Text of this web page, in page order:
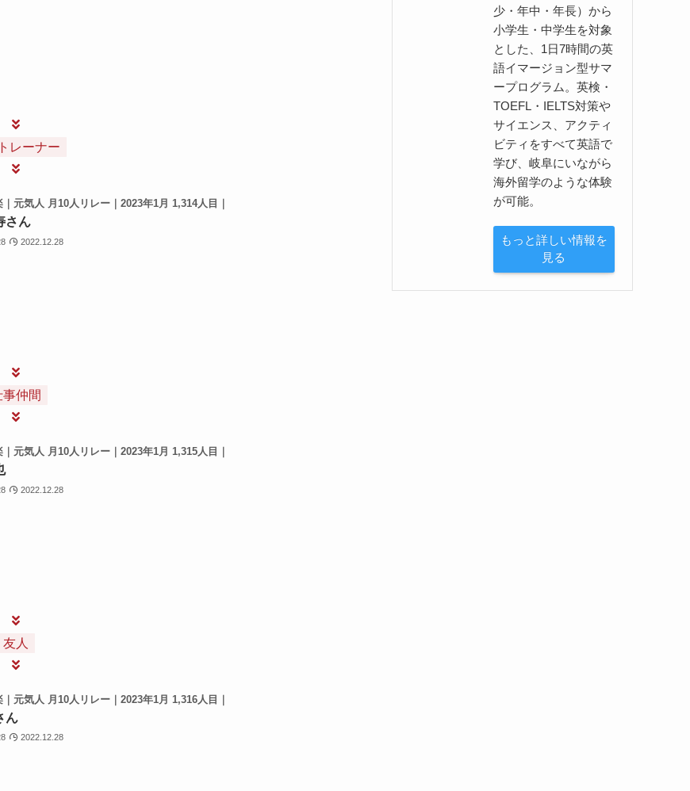
レーナー
元気人 月10人リレー｜2023年1月 1,314人目｜
さん
2022.12.28
事仲間
元気人 月10人リレー｜2023年1月 1,315人目｜
2022.12.28
友人
｜元気人 月10人リレー｜2023年1月 1,316人目｜
ん
2022.12.28
少・年中・年長）から
小学生・中学生を対象
とした、1日7時間の英
語イマージョン型サマ
ープログラム。英検・
TOEFL・IELTS対策や
サイエンス、アクティ
ビティをすべて英語で
学び、岐阜にいながら
海外留学のような体験
が可能。
もっと詳しい情報を
見る